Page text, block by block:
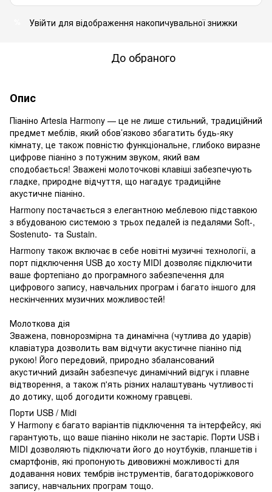
Увійти для відображення накопичувальної знижки
До обраного
Опис
Піаніно Artesia Harmony — це не лише стильний, традиційний
предмет меблів, який обов’язково збагатить будь-яку
кімнату, це також повністю функціональне, глибоко виразне
цифрове піаніно з потужним звуком, який вам
сподобається! Зважені молоточкові клавіші забезпечують
гладке, природне відчуття, що нагадує традиційне
акустичне піаніно.
Harmony постачається з елегантною меблевою підставкою
з вбудованою системою з трьох педалей із педалями Soft-,
Sostenuto- та Sustain.
Harmony також включає в себе новітні музичні технології, а
порт підключення USB до хосту MIDI дозволяє підключити
ваше фортепіано до програмного забезпечення для
цифрового запису, навчальних програм і багато іншого для
нескінченних музичних можливостей!
Молоткова дія
Зважена, повнорозмірна та динамічна (чутлива до ударів)
клавіатура дозволить вам відчути акустичне піаніно під
рукою! Його передовий, природно збалансований
акустичний дизайн забезпечує динамічний відгук і плавне
відтворення, а також п'ять різних налаштувань чутливості
до дотику, щоб догодити кожному гравцеві.
Порти USB / Midi
У Harmony є багато варіантів підключення та інтерфейсу, які
гарантують, що ваше піаніно ніколи не застаріє. Порти USB і
MIDI дозволяють підключати його до ноутбуків, планшетів і
смартфонів, які пропонують дивовижні можливості для
додавання нових тембрів інструментів, багатодоріжкового
запису, навчальних програм тощо.